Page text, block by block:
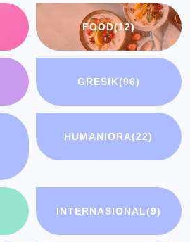
FOOD(12)
GRESIK(96)
HUMANIORA(22)
INTERNASIONAL(9)